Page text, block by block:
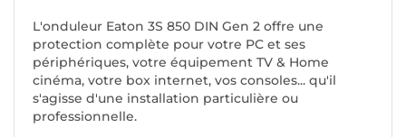
L'onduleur Eaton 3S 850 DIN Gen 2 offre une
protection complète pour votre PC et ses
périphériques, votre équipement TV & Home
cinéma, votre box internet, vos consoles... qu'il
s'agisse d'une installation particulière ou
professionnelle.